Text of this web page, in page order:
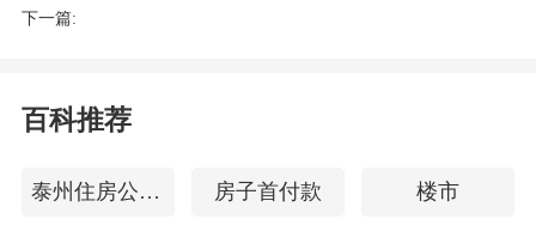
7亿元
计提资产减值准备的公告。
基于谨慎性原则，中国建筑对截至2025
下一篇:
百科推荐
泰州住房公积金查询 房子首付款 楼市